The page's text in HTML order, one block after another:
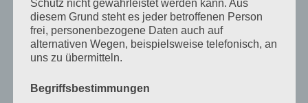
April 2012
Februar 2012
November 2011
September 2011
Schutz nicht gewährleistet werden kann. Aus
diesem Grund steht es jeder betroffenen Person
frei, personenbezogene Daten auch auf
alternativen Wegen, beispielsweise telefonisch, an
uns zu übermitteln.
Begriffsbestimmungen